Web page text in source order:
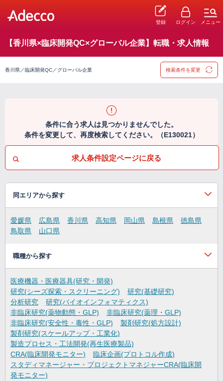
登録 ログイン メニュー
【香川県×臨床開発QC×グローバル企業】転職・求人情報
香川県／臨床開発QC／グローバル企業 検索条件を変更
条件に合う求人は見つかりませんでした。
条件を変更して、再度検索してください。（E130021）
求人条件設定ページに戻る
同エリアから探す
愛媛県 広島県 香川県 高知県 岡山県 島根県
徳島県
鳥取県
山口県
職種から探す
医療機器・医療器具(研究・開発)
研究(シーズ探索・スクリーニング)
研究(基礎研究)
分析研究
研究(バイオインフォマティクス)
非臨床研究(薬物動態・GLP)
非臨床研究(薬理・GLP)
非臨床研究(安全性・毒性・GLP)
製剤研究(処方設計)
製剤研究(スケールアップ・工業化)
製造プロセス・工法開発(再生医療製品)
CRA(臨床開発モニター)
臨床企画(プロトコル作成)
スタディマネージャー・プロジェクトマネジャーCRA(臨床開
発モニター)